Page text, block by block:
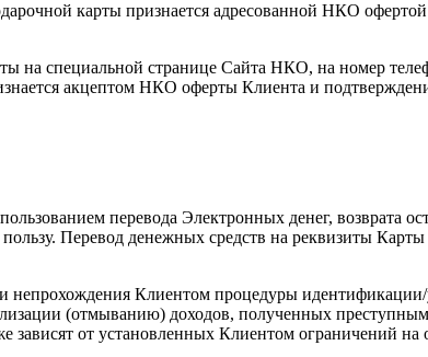
карты признается адресованной НКО
на специальной странице Сайта НКО, на номер
акцептом НКО оферты Клиента и
перевода Электронных денег, возврата
Перевод денежных средств на реквизиты Карты
непрохождения Клиентом процедуры
(отмыванию) доходов, полученных
от установленных Клиентом ограничений на